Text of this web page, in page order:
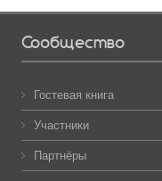
Сообщество
Гостевая книга
Участники
Партнёры